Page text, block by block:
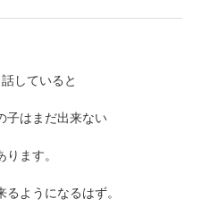
していると
子はまだ出来ない
ます。
ようになるはず。